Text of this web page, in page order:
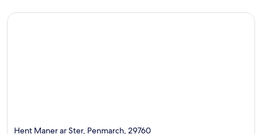
Hent Maner ar Ster, Penmarch, 29760